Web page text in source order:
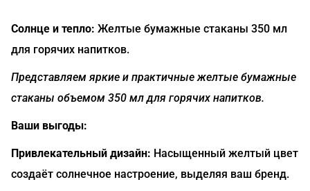
Солнце и тепло: Желтые бумажные стаканы 350 мл
для горячих напитков.
Представляем яркие и практичные желтые бумажные
стаканы объемом 350 мл для горячих напитков.
Ваши выгоды:
Привлекательный дизайн: Насыщенный желтый цвет
создаёт солнечное настроение, выделяя ваш бренд.